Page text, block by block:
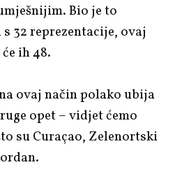
Bio je to
32 reprezentacije, ovaj
ih 48.
ovaj način polako ubija
opet – vidjet ćemo
su Curaçao, Zelenortski